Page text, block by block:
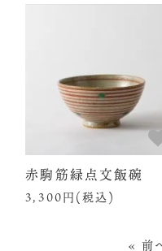
赤駒筋緑点文飯碗
3,300円(税込)
« 前